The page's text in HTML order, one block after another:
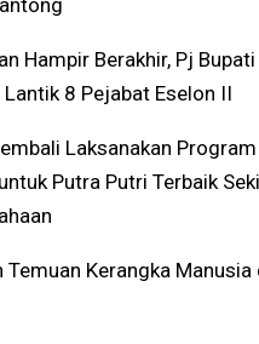
Hampir Berakhir, Pj
Lantik 8 Pejabat Eselon II
Laksanakan
Putra Putri Terbaik
Temuan Kerangka Manusia